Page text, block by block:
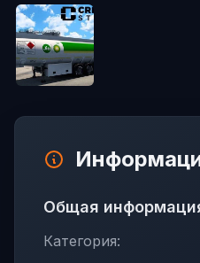
Общая
Категория: